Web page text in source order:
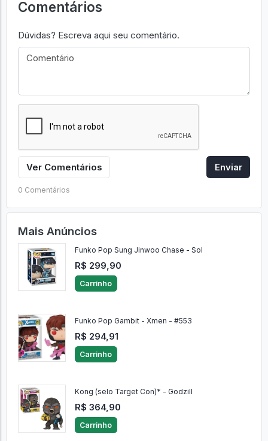
Comentários
Dúvidas? Escreva aqui seu comentário.
Ver Comentários Enviar
0 Comentários
Mais Anúncios
Funko Pop Sung Jinwoo Chase - Sol
R$ 299,90
Carrinho
Funko Pop Gambit - Xmen - #553
R$ 294,91
Carrinho
Kong (selo Target Con)* - Godzill
R$ 364,90
Carrinho